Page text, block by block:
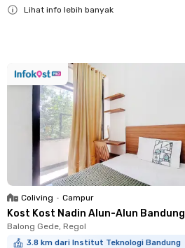
Lihat info lebih banyak
Coliving • Campur
Kost Kost Nadin Alun-Alun Bandung
Balong Gede, Regol
3.8 km dari Institut Teknologi Bandung